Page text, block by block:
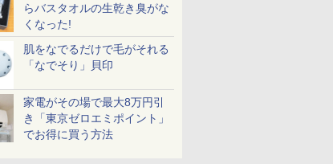
らバスタオルの生乾き臭がな
くなった!
肌をなでるだけで毛がそれる
「なでそり」貝印
家電がその場で最大8万円引
き「東京ゼロエミポイント」
でお得に買う方法